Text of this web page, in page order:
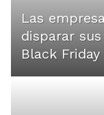
Las
disparar
Black